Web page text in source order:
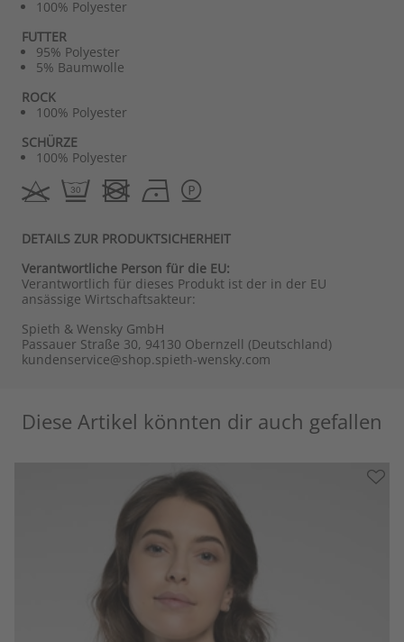
100% Polyester
FUTTER
95% Polyester
5% Baumwolle
ROCK
100% Polyester
SCHÜRZE
100% Polyester
DETAILS ZUR PRODUKTSICHERHEIT
Verantwortliche Person für die EU:
Verantwortlich für dieses Produkt ist der in der EU
ansässige Wirtschaftsakteur:
Spieth & Wensky GmbH
Passauer Straße 30, 94130 Obernzell (Deutschland)
kundenservice@shop.spieth-wensky.com
Diese Artikel könnten dir auch gefallen